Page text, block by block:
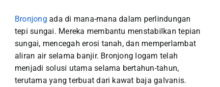
Bronjong ada di mana-mana dalam perlindungan
tepi sungai. Mereka membantu menstabilkan tepian
sungai, mencegah erosi tanah, dan memperlambat
aliran air selama banjir. Bronjong logam telah
menjadi solusi utama selama bertahun-tahun,
terutama yang terbuat dari kawat baja galvanis.